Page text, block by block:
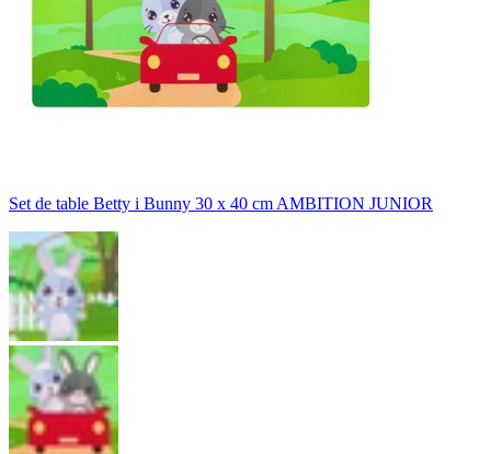
Set de table Betty i Bunny 30 x 40 cm AMBITION JUNIOR